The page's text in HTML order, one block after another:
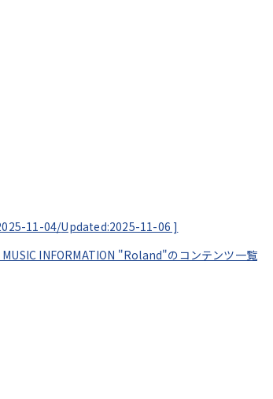
11-04/Updated:2025-11-06 ]
INFORMATION "Roland"のコンテンツ一覧